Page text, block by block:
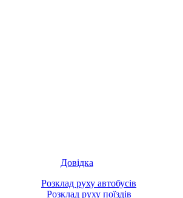
Довідка
Розклад руху автобусів
Розклад руху поїздів